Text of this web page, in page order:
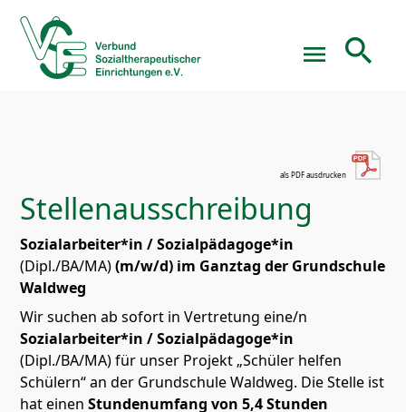
menu search
Stellenausschreibung
Sozialarbeiter*in / Sozialpädagoge*in
(Dipl./BA/MA)(m/w/d) im Ganztag der Grundschule
Waldweg
Wir suchen ab sofort in Vertretung eine/n
Sozialarbeiter*in / Sozialpädagoge*in
(Dipl./BA/MA) für unser Projekt „Schüler helfen
Schülern“ an der Grundschule Waldweg. Die Stelle ist
hat einenStundenumfang von 5,4 Stunden